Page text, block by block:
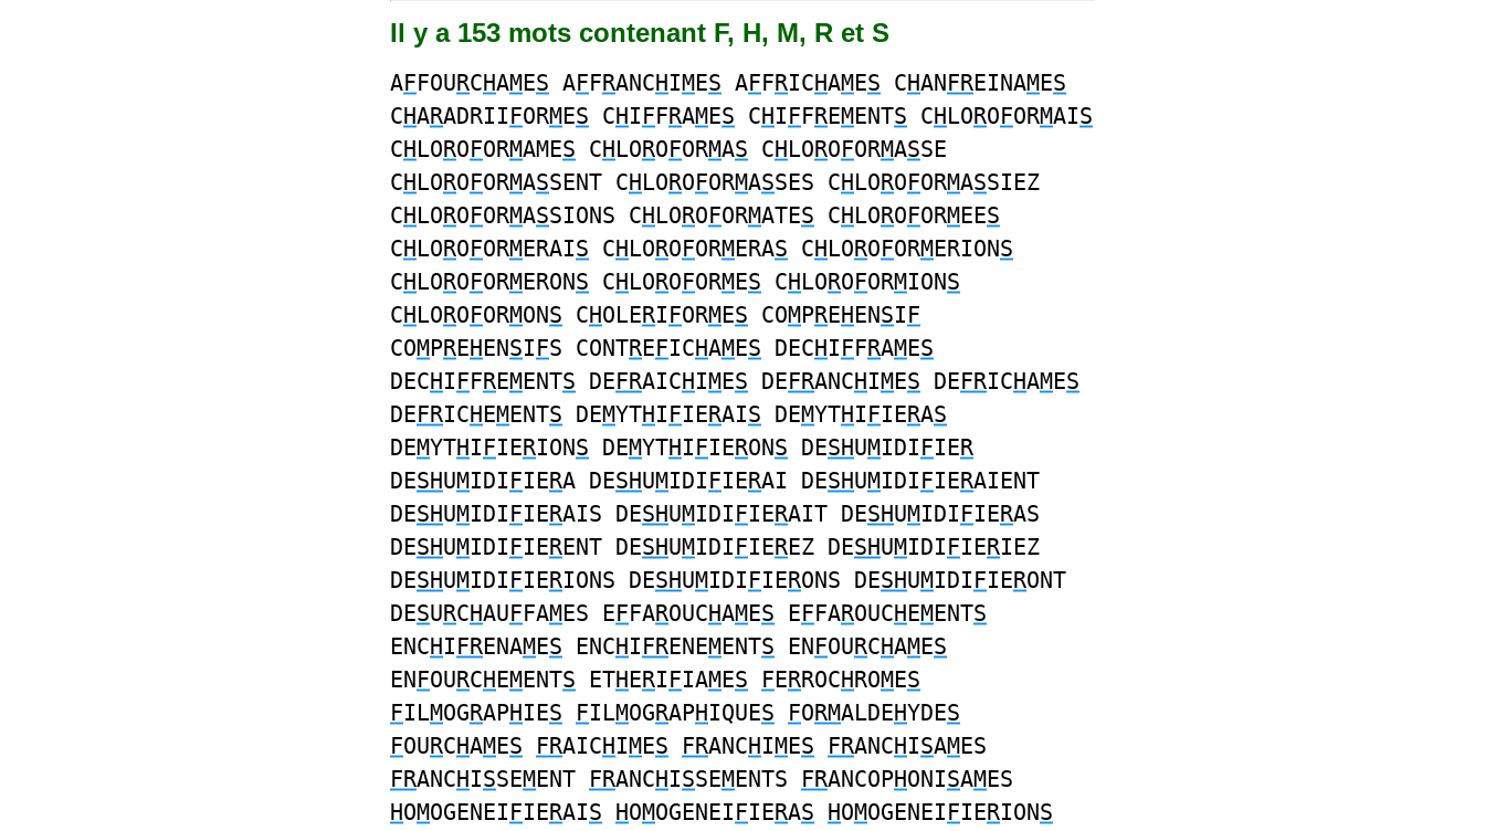
Il y a 153 mots contenant F, H, M, R et S
AFFOURCHAMES AFFRANCHIMES AFFRICHAMES CHANFREINAMES
CHARADRIIFORMES CHIFFRAMES CHIFFREMENTS CHLOROFORMAIS
CHLOROFORMAMES CHLOROFORMAS CHLOROFORMASSE
CHLOROFORMASSENT CHLOROFORMASSES CHLOROFORMASSIEZ
CHLOROFORMASSIONS CHLOROFORMATES CHLOROFORMEES
CHLOROFORMERAIS CHLOROFORMERAS CHLOROFORMERIONS
CHLOROFORMERONS CHLOROFORMES CHLOROFORMIONS
CHLOROFORMONS CHOLERIFORMES COMPREHENSIF
COMPREHENSIFS CONTREFICHAMES DECHIFFRAMES
DECHIFFREMENTS DEFRAICHIMES DEFRANCHIMES DEFRICHAMES
DEFRICHEMENTS DEMYTHIFIERAIS DEMYTHIFIERAS
DEMYTHIFIERIONS DEMYTHIFIERONS DESHUMIDIFIER
DESHUMIDIFIERA DESHUMIDIFIERAI DESHUMIDIFIERAIENT
DESHUMIDIFIERAIS DESHUMIDIFIERAIT DESHUMIDIFIERAS
DESHUMIDIFIERENT DESHUMIDIFIEREZ DESHUMIDIFIERIEZ
DESHUMIDIFIERIONS DESHUMIDIFIERONS DESHUMIDIFIERONT
DESURCHAUFFAMES EFFAROUCHAMES EFFAROUCHEMENTS
ENCHIFRENAMES ENCHIFRENEMENTS ENFOURCHAMES
ENFOURCHEMENTS ETHERIFIAMES FERROCHROMES
FILMOGRAPHIES FILMOGRAPHIQUES FORMALDEHYDES
FOURCHAMES FRAICHIMES FRANCHIMES FRANCHISAMES
FRANCHISSEMENT FRANCHISSEMENTS FRANCOPHONISAMES
HOMOGENEIFIERAIS HOMOGENEIFIERAS HOMOGENEIFIERIONS